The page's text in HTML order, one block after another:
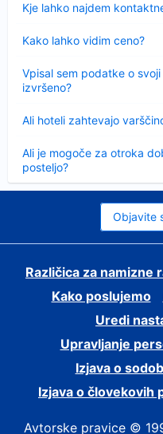
Kje lahko najdem
Kako lahko vidim ceno?
Vpisal sem podatke o
izvršeno?
Ali hoteli zahtevajo
Ali je mogoče za otroka
posteljo?
Objavite
Različica za namizne
Kako poslujemo
Uredi
Upravljanje
Izjava o
Izjava o človekovih
Avtorske pravice ©